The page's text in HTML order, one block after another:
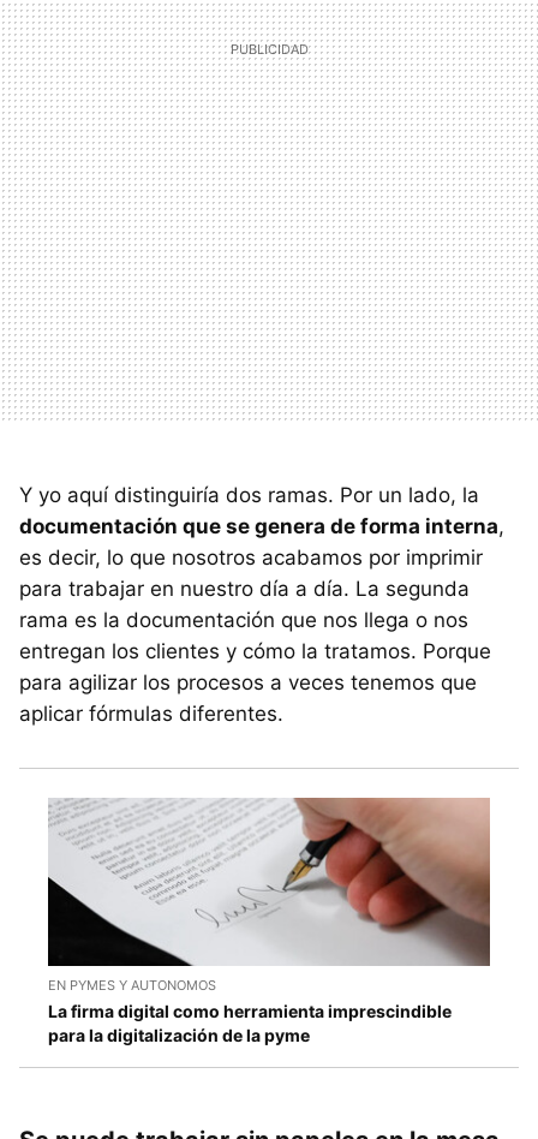
Y yo aquí distinguiría dos ramas. Por un lado, la
documentación que se genera de forma interna,
es decir, lo que nosotros acabamos por imprimir
para trabajar en nuestro día a día. La segunda
rama es la documentación que nos llega o nos
entregan los clientes y cómo la tratamos. Porque
para agilizar los procesos a veces tenemos que
aplicar fórmulas diferentes.
EN PYMES Y AUTONOMOS
La firma digital como herramienta imprescindible
para la digitalización de la pyme